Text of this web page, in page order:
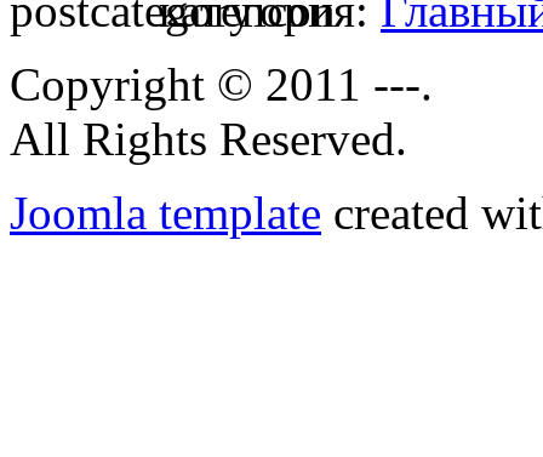
Copyright © 2011 ---.
All Rights Reserved.
Joomla template created